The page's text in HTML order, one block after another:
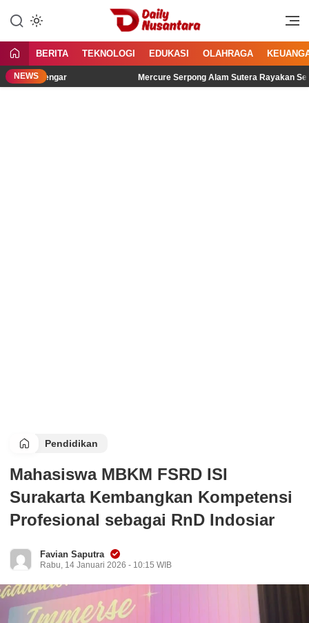
konten
Daily Nusantara
Menyajikan Fakta, Menginspirasi
BERITA TEKNOLOGI EDUKASI OLAHRAGA
NEWS
Didengar Mercure Serpong Alam Sutera Rayakan
Pendidikan
Mahasiswa MBKM FSRD ISI
Surakarta Kembangkan Kompetensi
Profesional sebagai RnD Indosiar
Favian Saputra
Rabu, 14 Januari 2026 - 10:15 WIB